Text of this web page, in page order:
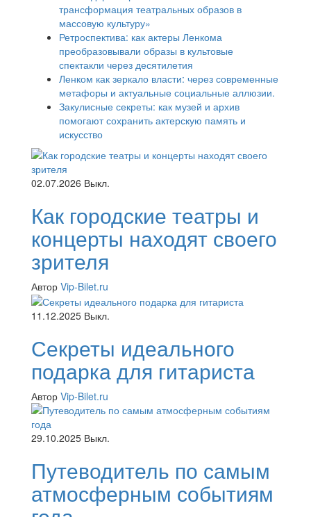
трансформация театральных образов в
массовую культуру»
Ретроспектива: как актеры Ленкома
преобразовывали образы в культовые
спектакли через десятилетия
Ленком как зеркало власти: через современные
метафоры и актуальные социальные аллюзии.
Закулисные секреты: как музей и архив
помогают сохранить актерскую память и
искусство
02.07.2026 Выкл.
Как городские театры и
концерты находят своего
зрителя
Автор Vip-Bilet.ru
11.12.2025 Выкл.
Секреты идеального
подарка для гитариста
Автор Vip-Bilet.ru
29.10.2025 Выкл.
Путеводитель по самым
атмосферным событиям